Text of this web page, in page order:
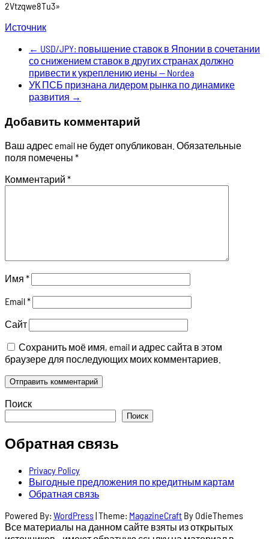
2Vtzqwe8Tu3»
Источник
← USD/JPY: повышение ставок в Японии в сочетании
со снижением ставок в других странах должно
привести к укреплению иены — Nordea
УК ПСБ признана лидером рынка по динамике
развития →
Добавить комментарий
Ваш адрес email не будет опубликован. Обязательные
поля помечены *
Комментарий *
Имя *
Email*
Сайт
Сохранить моё имя, email и адрес сайта в этом
браузере для последующих моих комментариев.
Поиск
Поиск
Обратная связь
Privacy Policy
Выгодные предложения по кредитным картам
Обратная связь
Powered By: WordPress|Theme: MagazineCraft By OdieThemes
Все материалы на данном сайте взяты из открытых